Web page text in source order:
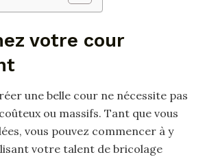
votre cour
une belle cour ne nécessite pas
ou massifs. Tant que vous
vous pouvez commencer à y
votre talent de bricolage